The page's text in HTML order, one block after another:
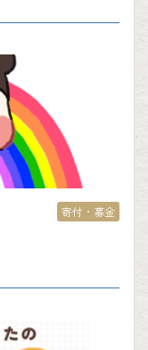
寄付・募金